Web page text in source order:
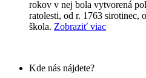
rokov v nej bola vytvorená
ratolesti, od r. 1763 sirotinec,
škola. Zobraziť viac
Kde nás nájdete?